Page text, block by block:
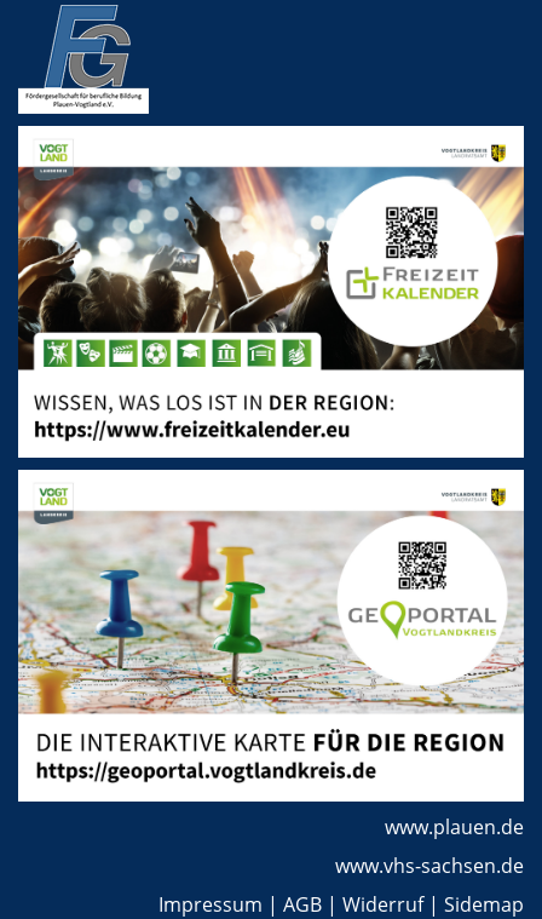
www.plauen.de
www.vhs-sachsen.de
Impressum | AGB | Widerruf| Sidemap